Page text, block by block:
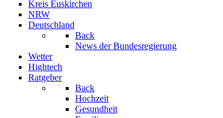
Kreis Euskirchen
NRW
Deutschland
Back
News der Bundesregierung
Wetter
Hightech
Ratgeber
Back
Hochzeit
Gesundheit